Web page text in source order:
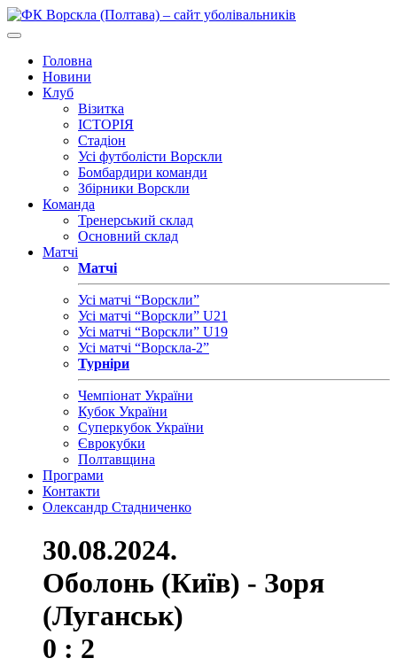
Головна
Новини
Клуб
Візитка
ІСТОРІЯ
Стадіон
Усі футболісти Ворскли
Бомбардири команди
Збірники Ворскли
Команда
Тренерський склад
Основний склад
Матчі
Матчі
Усі матчі “Ворскли”
Усі матчі “Ворскли” U21
Усі матчі “Ворскли” U19
Усі матчі “Ворскла-2”
Турніри
Чемпіонат України
Кубок України
Суперкубок України
Єврокубки
Полтавщина
Програми
Контакти
Олександр Стадниченко
30.08.2024.
Оболонь (Київ) - Зоря
(Луганськ)
0 : 2